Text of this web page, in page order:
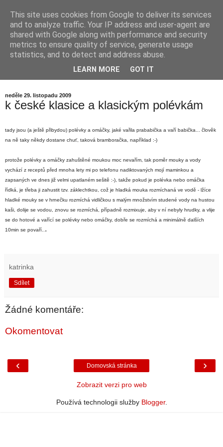
babička by nevěřila...
kdysi dávno jsem říkala své babičce, že JÁ rozhodně nikdy
vařit nebudu, že nemám v úmyslu trávit SVŮJ čas v
kuchyni... babička se smála... a já dnes vím proč...
neděle 29. listopadu 2009
k české klasice a klasickým polévkám
tady jsou (a ještě přibydou) polévky a omáčky, jaké vařila prababička a vaří babička... člověk
na ně taky někdy dostane chuť, taková bramboračka, například :-)
protože polévky a omáčky zahuštěné moukou moc nevařím, tak poměr mouky a vody
vychází z receptů před mnoha lety mi po telefonu nadiktovaných mojí maminkou a
zapsaných ve dnes již velmi upatlaném sešitě :-), takže pokud je polévka nebo omáčka
řídká, je třeba ji zahustit tzv. záklechtkou, což je hladká mouka rozmíchaná ve vodě - lžíce
hladké mouky se v hrnečku rozmíchá vidličkou s malým množstvím studené vody na hustou
kaši, dolije se vodou, znovu se rozmíchá, případně rozmixuje, aby v ní nebyly hrudky, a vlije
se do hotové a vařící se polévky nebo omáčky, dobře se rozmíchá a minimálně dalších
10min se povaří.. .
katrinka
Sdílet
Žádné komentáře:
Okomentovat
‹ ›
Domovská stránka
Zobrazit verzi pro web
Používá technologii služby Blogger.
This site uses cookies from Google to deliver its services
and to analyze traffic. Your IP address and user-agent are
shared with Google along with performance and security
metrics to ensure quality of service, generate usage
statistics, and to detect and address abuse.
LEARN MORE GOT IT